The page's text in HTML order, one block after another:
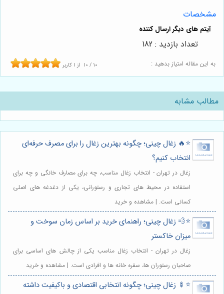
مشخصات
به این مقاله امتیاز بدهید : 10 / 10 از1 کاربر
تعداد بازدید : 182
مطالب مشابه
⭐️🔥 زغال چینی؛ چگونه بهترین زغال را برای مصرف حرفه‌ای
انتخاب کنیم؟
زغال در تهران - انتخاب زغال مناسب، چه برای مصارف خانگی و چه برای
استفاده در محیط های تجاری و رستورانی، یکی از دغدغه های اصلی
کسانی است. | مشاهده و خرید
⭐️💨 زغال چینی؛ راهنمای خرید بر اساس زمان سوخت و
میزان خاکستر
زغال در تهران - انتخاب زغال مناسب یکی از چالش های اساسی برای
صاحبان رستوران ها، سفره خانه ها و افرادی است. | مشاهده و خرید
⭐️🍢 زغال چینی؛ چگونه انتخابی اقتصادی و باکیفیت داشته